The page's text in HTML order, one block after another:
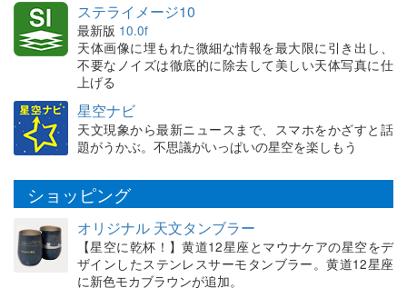
ステライメージ10
最新版 10.0f
天体画像に埋もれた微細な情報を最大限に引き出し、
不要なノイズは徹底的に除去して美しい天体写真に仕
上げる
星空ナビ
天文現象から最新ニュースまで、スマホをかざすと話
題がうかぶ。不思議がいっぱいの星空を楽しもう
ショッピング
オリジナル 天文タンブラー
【星空に乾杯！】黄道12星座とマウナケアの星空をデ
ザインしたステンレスサーモタンブラー。黄道12星座
に新色モカブラウンが追加。